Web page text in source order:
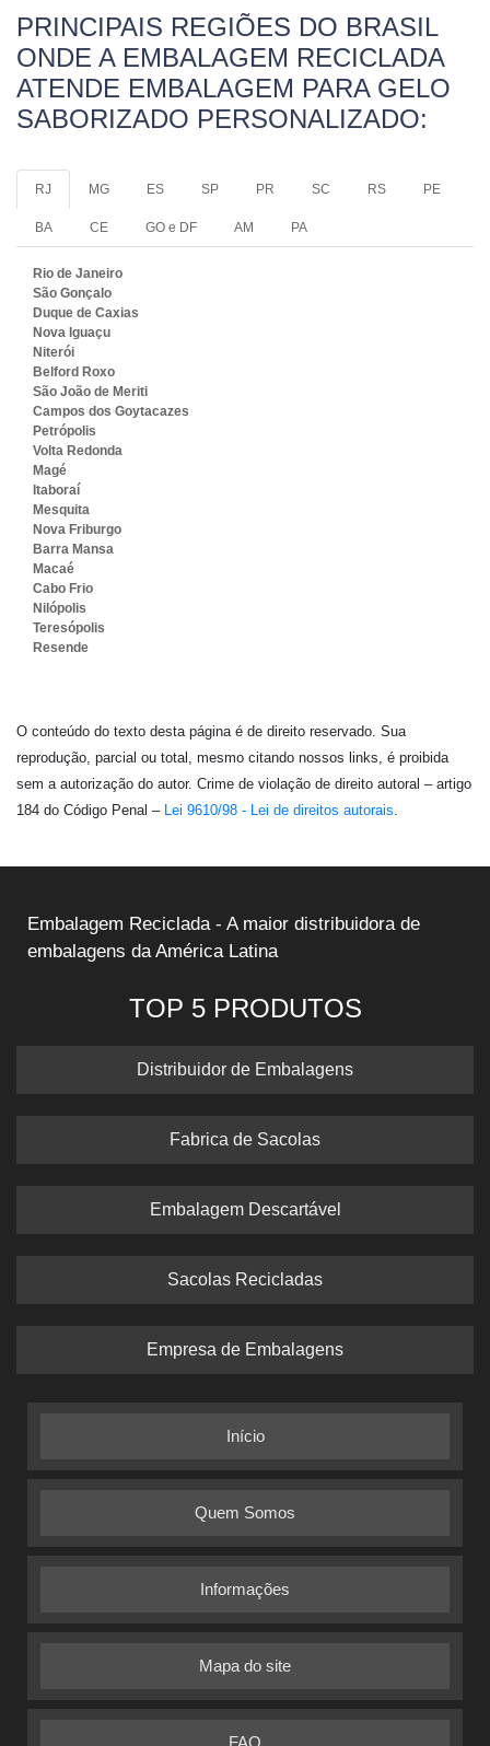
PRINCIPAIS REGIÕES DO BRASIL
ONDE A EMBALAGEM RECICLADA
ATENDE EMBALAGEM PARA GELO
SABORIZADO PERSONALIZADO:
RJ MG ES SP PR SC RS PE
BA CE GO e DF AM PA
Rio de Janeiro
São Gonçalo
Duque de Caxias
Nova Iguaçu
Niterói
Belford Roxo
São João de Meriti
Campos dos Goytacazes
Petrópolis
Volta Redonda
Magé
Itaboraí
Mesquita
Nova Friburgo
Barra Mansa
Macaé
Cabo Frio
Nilópolis
Teresópolis
Resende
O conteúdo do texto desta página é de direito reservado. Sua
reprodução, parcial ou total, mesmo citando nossos links, é proibida
sem a autorização do autor. Crime de violação de direito autoral – artigo
184 do Código Penal – Lei 9610/98 - Lei de direitos autorais.
Embalagem Reciclada - A maior distribuidora de
embalagens da América Latina
TOP 5 PRODUTOS
Distribuidor de Embalagens
Fabrica de Sacolas
Embalagem Descartável
Sacolas Recicladas
Empresa de Embalagens
Início
Quem Somos
Informações
Mapa do site